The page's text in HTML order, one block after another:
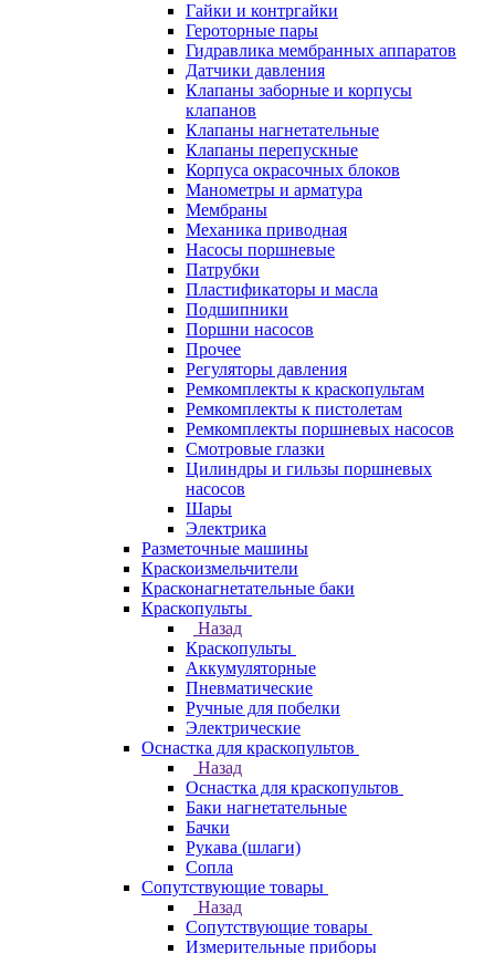
Гайки и контргайки
Героторные пары
Гидравлика мембранных аппаратов
Датчики давления
Клапаны заборные и корпусы
клапанов
Клапаны нагнетательные
Клапаны перепускные
Корпуса окрасочных блоков
Манометры и арматура
Мембраны
Механика приводная
Насосы поршневые
Патрубки
Пластификаторы и масла
Подшипники
Поршни насосов
Прочее
Регуляторы давления
Ремкомплекты к краскопультам
Ремкомплекты к пистолетам
Ремкомплекты поршневых насосов
Смотровые глазки
Цилиндры и гильзы поршневых
насосов
Шары
Электрика
Разметочные машины
Краскоизмельчители
Красконагнетательные баки
Краскопульты
Назад
Краскопульты
Аккумуляторные
Пневматические
Ручные для побелки
Электрические
Оснастка для краскопультов
Назад
Оснастка для краскопультов
Баки нагнетательные
Бачки
Рукава (шлаги)
Сопла
Сопутствующие товары
Назад
Сопутствующие товары
Измерительные приборы